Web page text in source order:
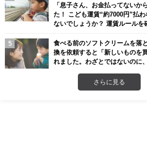
「息子さん、お金払ってないか
た！ こども運賃“約7000円”払
ないでしょうか？ 運賃ルールを
食べる前のソフトクリームを落
換を依頼すると「新しいものを
れました。わざとではないのに
さらに見る